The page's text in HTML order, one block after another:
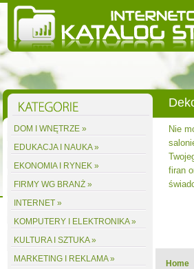
Nie
firan
Home
DOM I WNĘTRZE »
EDUKACJA I NAUKA »
EKONOMIA I RYNEK »
FIRMY WG BRANŻ »
INTERNET »
KOMPUTERY I ELEKTRONIKA »
KULTURA I SZTUKA »
MARKETING I REKLAMA »